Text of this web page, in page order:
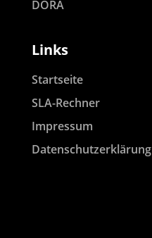
DORA
Links
Startseite
SLA-Rechner
Impressum
Datenschutzerklärung